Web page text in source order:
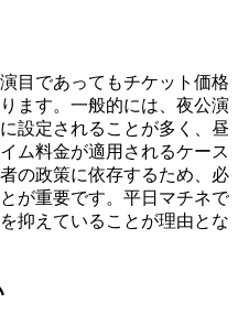
目であってもチケット価格
ます。一般的には、夜公演
設定されることが多く、昼
ム料金が適用されるケース
の政策に依存するため、必
が重要です。平日マチネで
抑えていることが理由とな